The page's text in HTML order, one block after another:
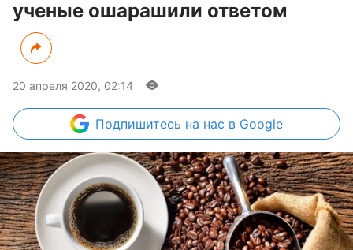
ученые ошарашили ответом
20 апреля 2020, 02:14
Подпишитесь на нас в Google